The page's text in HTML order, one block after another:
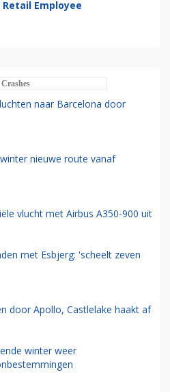
Retail Employee
Crashes
naar Barcelona door
nieuwe route vanaf
vlucht met Airbus A350-900 uit
met Esbjerg: 'scheelt zeven
door Apollo, Castlelake haakt af
winter weer